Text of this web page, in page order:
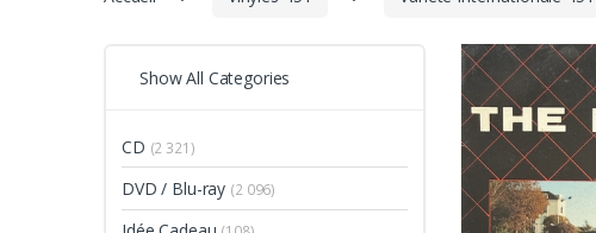
Show All Categories
CD (2 321)
DVD / Blu-ray (2 096)